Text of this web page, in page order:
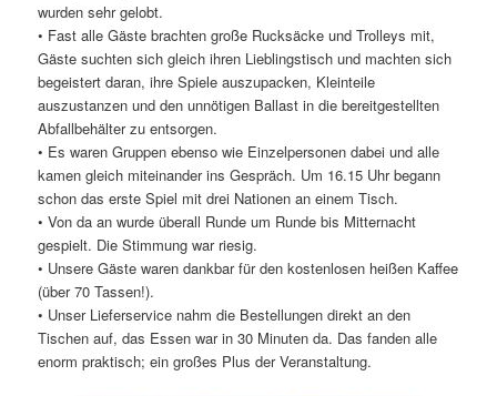
wurden sehr gelobt.
• Fast alle Gäste brachten große Rucksäcke und Trolleys mit,
Gäste suchten sich gleich ihren Lieblingstisch und machten sich
begeistert daran, ihre Spiele auszupacken, Kleinteile
auszustanzen und den unnötigen Ballast in die bereitgestellten
Abfallbehälter zu entsorgen.
• Es waren Gruppen ebenso wie Einzelpersonen dabei und alle
kamen gleich miteinander ins Gespräch. Um 16.15 Uhr begann
schon das erste Spiel mit drei Nationen an einem Tisch.
• Von da an wurde überall Runde um Runde bis Mitternacht
gespielt. Die Stimmung war riesig.
• Unsere Gäste waren dankbar für den kostenlosen heißen Kaffee
(über 70 Tassen!).
• Unser Lieferservice nahm die Bestellungen direkt an den
Tischen auf, das Essen war in 30 Minuten da. Das fanden alle
enorm praktisch; ein großes Plus der Veranstaltung.